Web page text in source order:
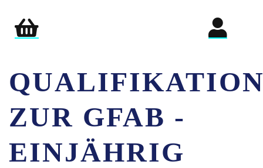
ZUR GFAB -
EINJÄHRIG